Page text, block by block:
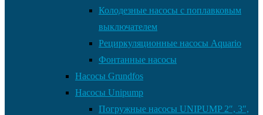
Колодезные насосы с поплавковым
выключателем
Рециркуляционные насосы Aquario
Фонтанные насосы
Насосы Grundfos
Насосы Unipump
Погружные насосы UNIPUMP 2″, 3″,